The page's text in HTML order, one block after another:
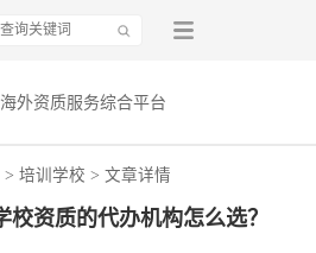
海外资质服务综合平台
> 培训学校 > 文章详情
资质的代办机构怎么选？